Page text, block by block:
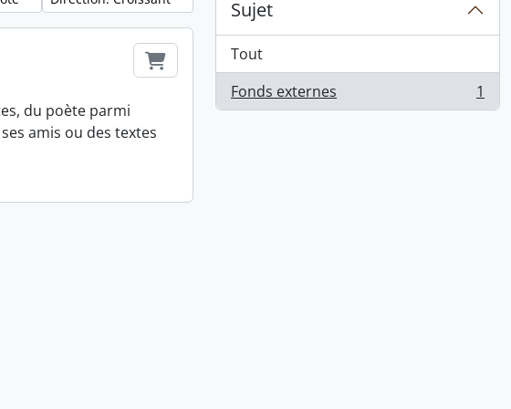
Ajouter au Panier
du poète parmi
amis ou des textes
Sujet
Tout
Fonds externes
, 1 résultats 1